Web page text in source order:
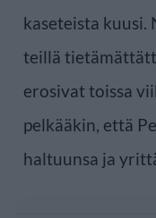
kaseteista
teillä
erosivat toissa
pelkääkin, että
haltuunsa ja